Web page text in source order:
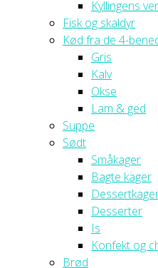
Kyllingens
Fisk og skaldyr
Kød fra de 4-
Gris
Kalv
Okse
Lam & ged
Suppe
Sødt
Småkager
Bagte kager
Desserter
Is
Konfekt og
Brød